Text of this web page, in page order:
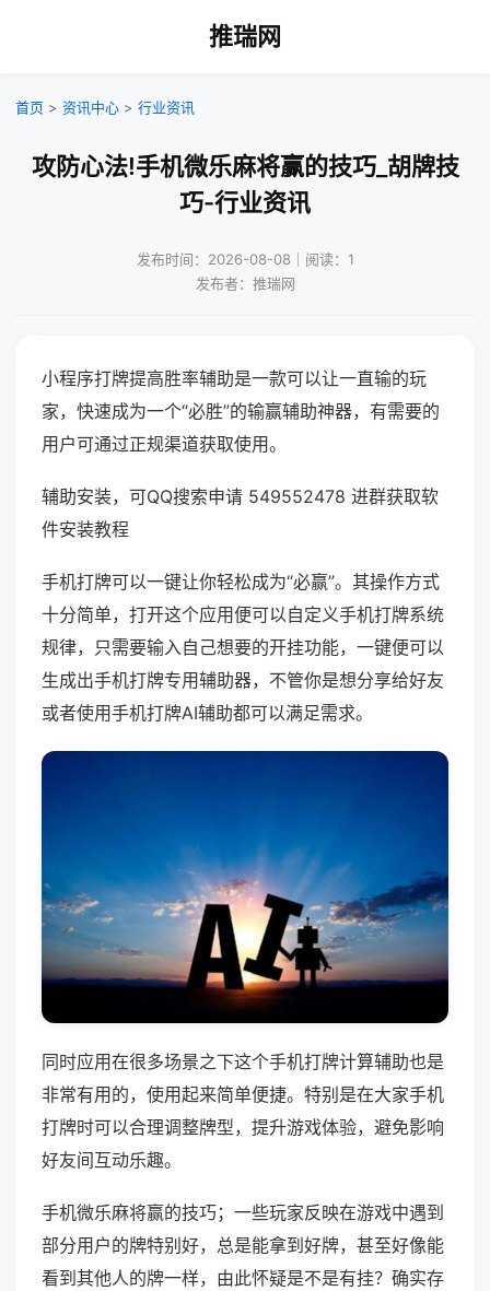
推瑞网
首页 > 资讯中心 > 行业资讯
攻防心法!手机微乐麻将赢的技巧_胡牌技
巧-行业资讯
发布时间：2026-08-08｜阅读：1
发布者：推瑞网
小程序打牌提高胜率辅助是一款可以让一直输的玩
家，快速成为一个“必胜”的输赢辅助神器，有需要的
用户可通过正规渠道获取使用。
辅助安装，可QQ搜索申请 549552478 进群获取软
件安装教程
手机打牌可以一键让你轻松成为“必赢”。其操作方式
十分简单，打开这个应用便可以自定义手机打牌系统
规律，只需要输入自己想要的开挂功能，一键便可以
生成出手机打牌专用辅助器，不管你是想分享给好友
或者使用手机打牌AI辅助都可以满足需求。
同时应用在很多场景之下这个手机打牌计算辅助也是
非常有用的，使用起来简单便捷。特别是在大家手机
打牌时可以合理调整牌型，提升游戏体验，避免影响
好友间互动乐趣。
手机微乐麻将赢的技巧；一些玩家反映在游戏中遇到
部分用户的牌特别好，总是能拿到好牌，甚至好像能
看到其他人的牌一样，由此怀疑是不是有挂？确实存